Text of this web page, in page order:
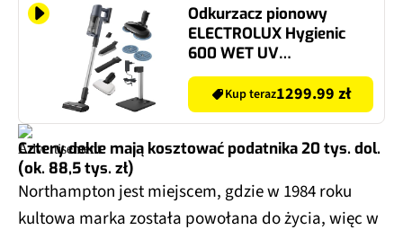
Odkurzacz pionowy
ELECTROLUX Hygienic
600 WET UV
Bezprzewodowy
Kup teraz1299.99 zł
Cztery dekle mają kosztować podatnika 20 tys. dol.
(ok. 88,5 tys. zł)
Northampton jest miejscem, gdzie w 1984 roku
kultowa marka została powołana do życia, więc w